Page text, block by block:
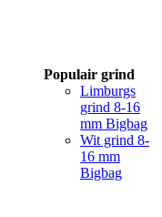
Populair grind
Limburgs
grind 8-16
mm Bigbag
Wit grind 8-
16 mm
Bigbag